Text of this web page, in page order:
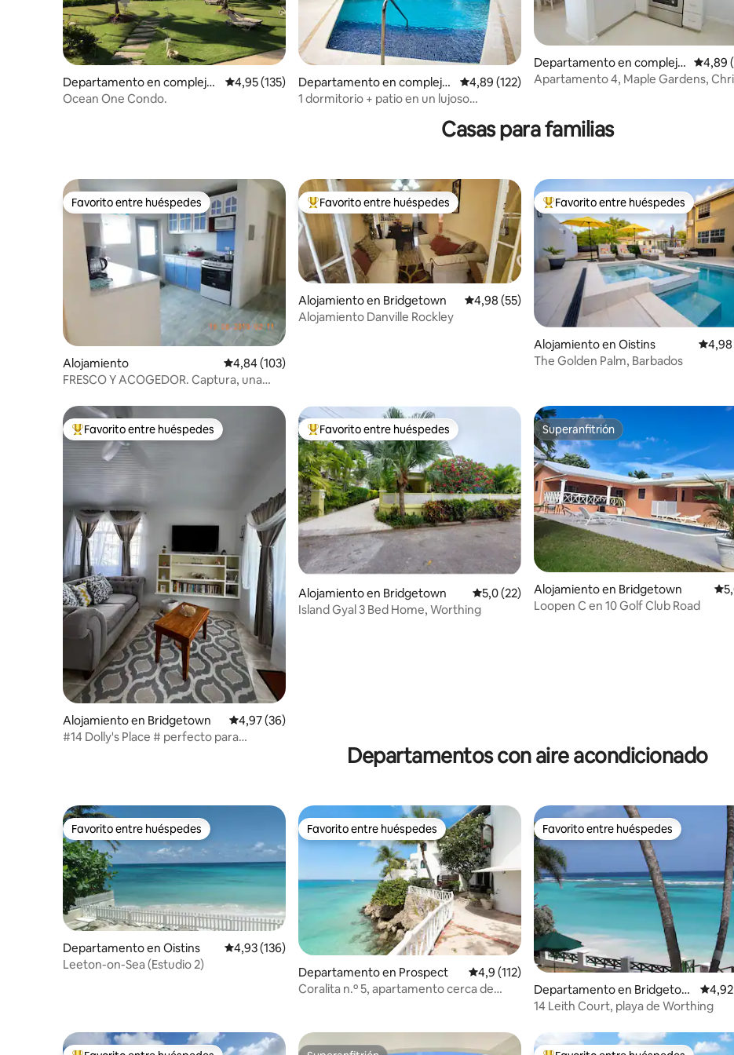
Departamento en complejo
residencial en Oistins
Calificación promedio: 4,95 de 5. 135 evaluaciones
4,95 (135)
Ocean One Condo.
Departamento en complejo
residencial en Hastings
Calificación promedio: 4,89 de 5. 122 evaluaciones
4,89 (122)
1 dormitorio + patio en un lujoso
Departamento en complejo
residencial en Bridgetown
4,89
Apartamento 4, Maple Gardens,
Casas para familias
Favorito entre huéspedes
Favorito entre huéspedes
Alojamiento Calificación promedio: 4,84 de 5. 103 evaluaciones
4,84 (103)
FRESCO Y ACOGEDOR. Captura, una
Favorito entre los huéspedes más destacados
Favorito entre huéspedes
Alojamiento en Bridgetown Calificación promedio: 4,98 de 5. 55 evaluaciones
4,98 (55)
Alojamiento Danville Rockley
Favorito entre los huéspedes más
Favorito entre huéspedes
Alojamiento en Oistins
The Golden Palm, Barbados
Favorito entre los huéspedes más destacados
Favorito entre huéspedes
Alojamiento en Bridgetown Calificación promedio: 4,97 de 5. 36 evaluaciones
4,97 (36)
#14 Dolly's Place # perfecto para
Favorito entre los huéspedes más destacados
Favorito entre huéspedes
Alojamiento en Bridgetown Calificación promedio: 5,0 de 5. 22 evaluaciones
5,0 (22)
Island Gyal 3 Bed Home, Worthing
Superanfitrión
Superanfitrión
Alojamiento en Bridgetown
Loopen C en 10 Golf Club Road
Departamentos con aire acondicionado
Favorito entre huéspedes
Favorito entre huéspedes
Departamento en Oistins Calificación promedio: 4,93 de 5. 136 evaluaciones
4,93 (136)
Leeton-on-Sea (Estudio 2)
Favorito entre huéspedes
Favorito entre huéspedes
Departamento en Prospect Calificación promedio: 4,9 de 5. 112 evaluaciones
4,9 (112)
Coralita n.º 5, apartamento cerca de
Favorito entre huéspedes
Favorito entre huéspedes
Departamento en Bridgetow
n
14 Leith Court, playa de Worthing